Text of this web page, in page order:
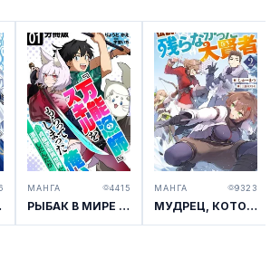
МАНГА 4415
РЫБАК В МИРЕ ПЕРЕВЁРНУТОГО ЦЕЛОМУДРИЯ
МАНГА 9323
МУДРЕЦ, КОТОРОГО СТЁРЛИ ИЗ ЛЕГЕНД